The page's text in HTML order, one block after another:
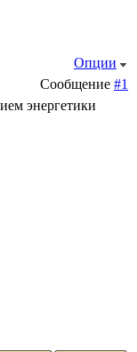
Опции
Сообщение #1
энергетики